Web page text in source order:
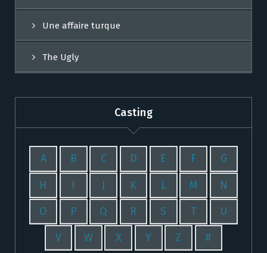
Une affaire turque
The Ugly
Casting
A B C D E F G
H I J K L M N
O P Q R S T U
V W X Y Z #